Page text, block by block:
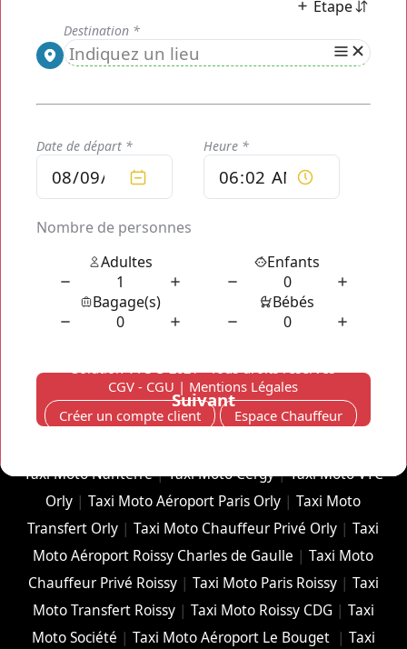
La réservation en ligne
Pour commander un taxi pour Roissy CDG, pas la peine
L'aéroport Roissy Charles-de-Gaulles
Il se situe à une vingtaine de kilomètres de Paris et est le plus
grand aéroport français et le deuxième plus grand aéroport
européen. C'est une porte d'entrée et de sortie pour
internationaux. Chaque année, plus de 60 millions de
Solution VTC© 2021 - Tous droits réservés
CGV - CGU | Mentions Légales
Créer un compte client
Espace Chauffeur
Taxi Moto Nanterre|Taxi Moto Cergy|Taxi Moto VTC
Orly |Taxi Moto Aéroport Paris Orly |Taxi Moto
Transfert Orly |Taxi Moto Chauffeur Privé Orly |Taxi
Moto Aéroport Roissy Charles de Gaulle |Taxi Moto
Chauffeur Privé Roissy| Taxi Moto Paris Roissy| Taxi
Moto Transfert Roissy| Taxi Moto Roissy CDG | Taxi
Moto Société | Taxi Moto Aéroport Le Bouget | Taxi